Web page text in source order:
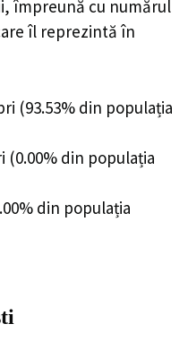
împreună cu numărul
îl reprezintă în
(93.53% din populația
(0.00% din populația
din populația